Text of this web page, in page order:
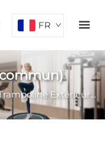
FR
Extérieur>